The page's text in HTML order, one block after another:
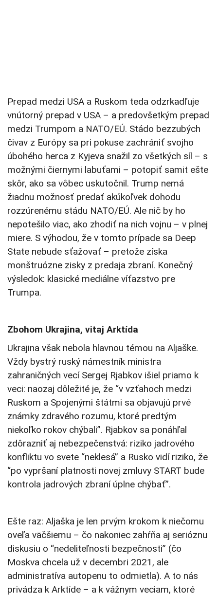
Prepad medzi USA a Ruskom teda odzrkadľuje
vnútorný prepad v USA – a predovšetkým prepad
medzi Trumpom a NATO/EÚ. Stádo bezzubých
čivav z Európy sa pri pokuse zachrániť svojho
úbohého herca z Kyjeva snažil zo všetkých síl – s
možnými čiernymi labuťami – potopiť samit ešte
skôr, ako sa vôbec uskutočnil. Trump nemá
žiadnu možnosť predať akúkoľvek dohodu
rozzúrenému stádu NATO/EÚ. Ale nič by ho
nepotešilo viac, ako zhodiť na nich vojnu – v plnej
miere. S výhodou, že v tomto prípade sa Deep
State nebude sťažovať – pretože získa
monštruózne zisky z predaja zbraní. Konečný
výsledok: klasické mediálne víťazstvo pre
Trumpa.
Zbohom Ukrajina, vitaj Arktída
Ukrajina však nebola hlavnou témou na Aljaške.
Vždy bystrý ruský námestník ministra
zahraničných vecí Sergej Rjabkov išiel priamo k
veci: naozaj dôležité je, že “v vzťahoch medzi
Ruskom a Spojenými štátmi sa objavujú prvé
známky zdravého rozumu, ktoré predtým
niekoľko rokov chýbali”. Rjabkov sa ponáhľal
zdôrazniť aj nebezpečenstvá: riziko jadrového
konfliktu vo svete “neklesá” a Rusko vidí riziko, že
“po vypršaní platnosti novej zmluvy START bude
kontrola jadrových zbraní úplne chýbať”.
Ešte raz: Aljaška je len prvým krokom k niečomu
oveľa väčšiemu – čo nakoniec zahŕňa aj serióznu
diskusiu o “nedeliteľnosti bezpečnosti” (čo
Moskva chcela už v decembri 2021, ale
administratíva autopenu to odmietla). A to nás
privádza k Arktíde – a k vážnym veciam, ktoré